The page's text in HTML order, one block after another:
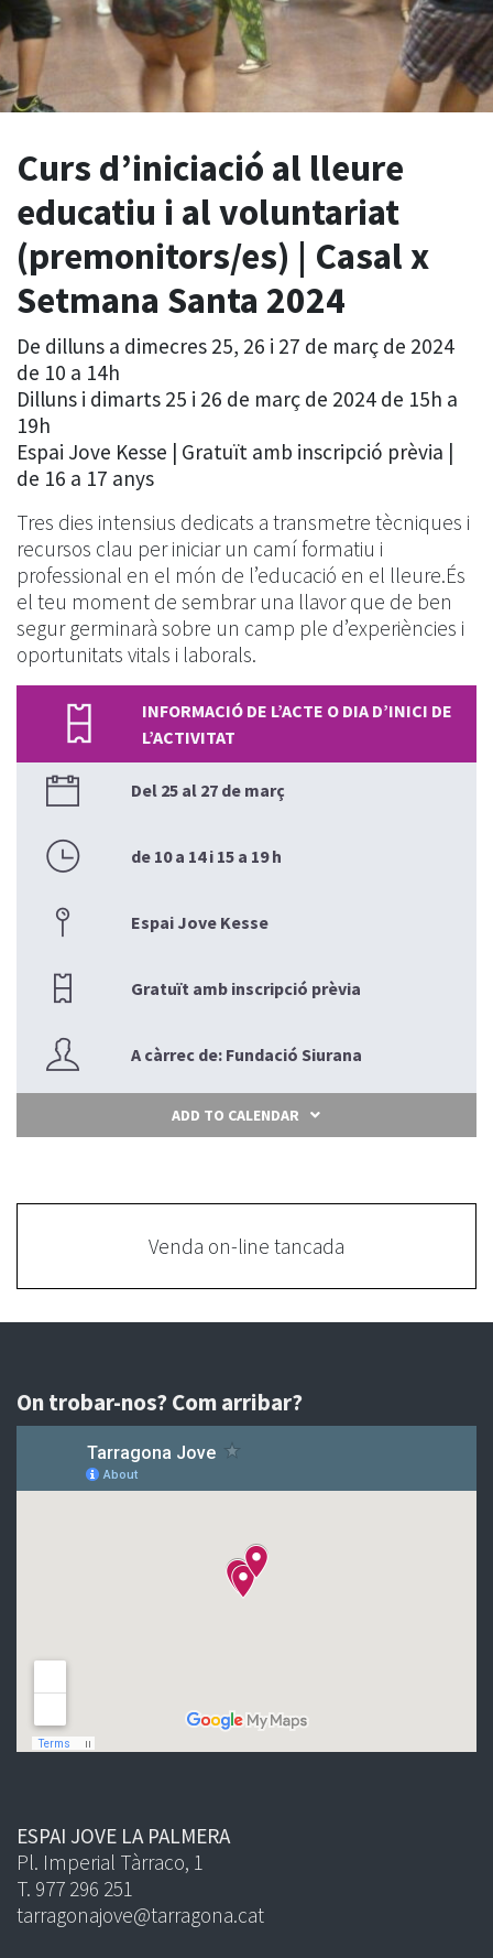
Curs d’iniciació al lleure
educatiu i al voluntariat
(premonitors/es) | Casal x
Setmana Santa 2024
De dilluns a dimecres 25, 26 i 27 de març de 2024
de 10 a 14h
Dilluns i dimarts 25 i 26 de març de 2024 de 15h a
19h
Espai Jove Kesse | Gratuït amb inscripció prèvia |
de 16 a 17 anys
Tres dies intensius dedicats a transmetre tècniques i
recursos clau per iniciar un camí formatiu i
professional en el món de l’educació en el lleure.És
el teu moment de sembrar una llavor que de ben
segur germinarà sobre un camp ple d’experiències i
oportunitats vitals i laborals.
INFORMACIÓ DE L’ACTE O DIA D’INICI DE
L’ACTIVITAT
Del 25 al 27 de març
de 10 a 14 i 15 a 19 h
Espai Jove Kesse
Gratuït amb inscripció prèvia
A càrrec de: Fundació Siurana
ADD TO CALENDAR
Venda on-line tancada
On trobar-nos? Com arribar?
ESPAI JOVE LA PALMERA
Pl. Imperial Tàrraco, 1
T. 977 296 251
tarragonajove@tarragona.cat